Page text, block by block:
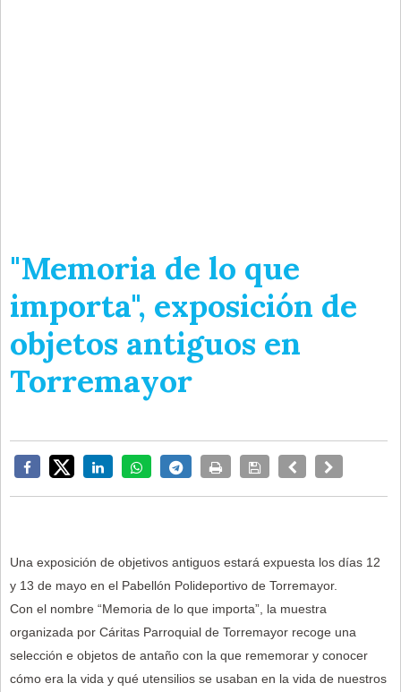
"Memoria de lo que
importa", exposición de
objetos antiguos en
Torremayor
Una exposición de objetivos antiguos estará expuesta los días 12
y 13 de mayo en el Pabellón Polideportivo de Torremayor.
Con el nombre “Memoria de lo que importa”, la muestra
organizada por Cáritas Parroquial de Torremayor recoge una
selección e objetos de antaño con la que rememorar y conocer
cómo era la vida y qué utensilios se usaban en la vida de nuestros